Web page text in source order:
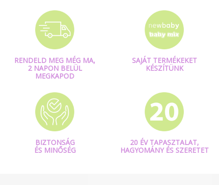
RENDELD MEG MÉG MA,
2 NAPON BELÜL
MEGKAPOD
SAJÁT TERMÉKEKET
KÉSZÍTÜNK
BIZTONSÁG
ÉS MINŐSÉG
20 ÉV TAPASZTALAT,
HAGYOMÁNY ÉS SZERETET